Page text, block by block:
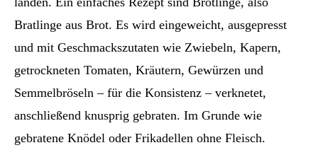
Bratlinge aus Brot. Es wird eingeweicht, ausgepresst
und mit Geschmackszutaten wie Zwiebeln, Kapern,
getrockneten Tomaten, Kräutern, Gewürzen und
Semmelbröseln – für die Konsistenz – verknetet,
anschließend knusprig gebraten. Im Grunde wie
gebratene Knödel oder Frikadellen ohne Fleisch.